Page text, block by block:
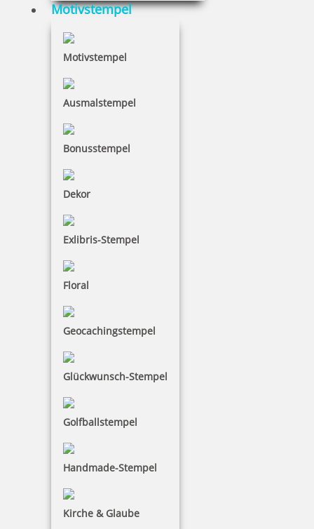
Motivstempel
Motivstempel
Ausmalstempel
Bonusstempel
Dekor
Exlibris-Stempel
Floral
Geocachingstempel
Glückwunsch-Stempel
Golfballstempel
Handmade-Stempel
Kirche & Glaube2,50 €